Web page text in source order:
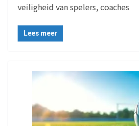
veiligheid van spelers, coaches
Lees meer